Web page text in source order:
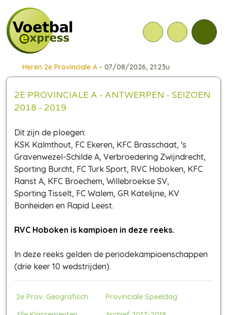
Heren 2e Provinciale A- 07/08/2026, 21:23u
2E PROVINCIALE A - ANTWERPEN - SEIZOEN
2018 - 2019
Dit zijn de ploegen:
KSK Kalmthout, FC Ekeren, KFC Brasschaat, 's
Gravenwezel-Schilde A, Verbroedering Zwijndrecht,
Sporting Burcht, FC Turk Sport, RVC Hoboken, KFC
Ranst A, KFC Broechem, Willebroekse SV,
Sporting Tisselt, FC Walem, GR Katelijne, KV
Bonheiden en Rapid Leest.
RVC Hoboken is kampioen in deze reeks.
In deze reeks gelden de periodekampioenschappen
(drie keer 10 wedstrijden).
2e Prov. Geografisch
Provinciale Speeldag